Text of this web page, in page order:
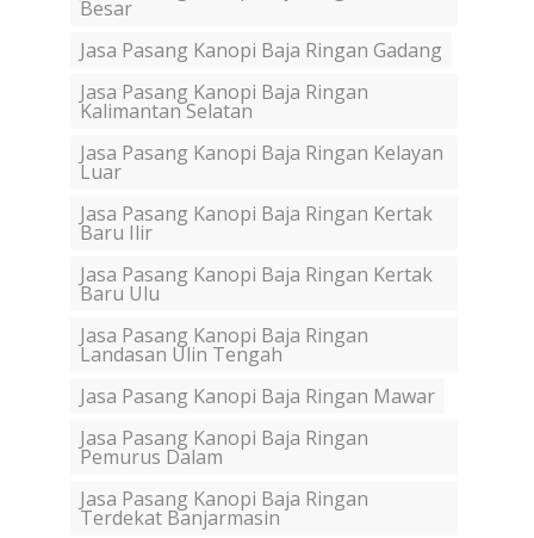
Besar
Jasa Pasang Kanopi Baja Ringan Gadang
Jasa Pasang Kanopi Baja Ringan
Kalimantan Selatan
Jasa Pasang Kanopi Baja Ringan Kelayan
Luar
Jasa Pasang Kanopi Baja Ringan Kertak
Baru Ilir
Jasa Pasang Kanopi Baja Ringan Kertak
Baru Ulu
Jasa Pasang Kanopi Baja Ringan
Landasan Ulin Tengah
Jasa Pasang Kanopi Baja Ringan Mawar
Jasa Pasang Kanopi Baja Ringan
Pemurus Dalam
Jasa Pasang Kanopi Baja Ringan
Terdekat Banjarmasin